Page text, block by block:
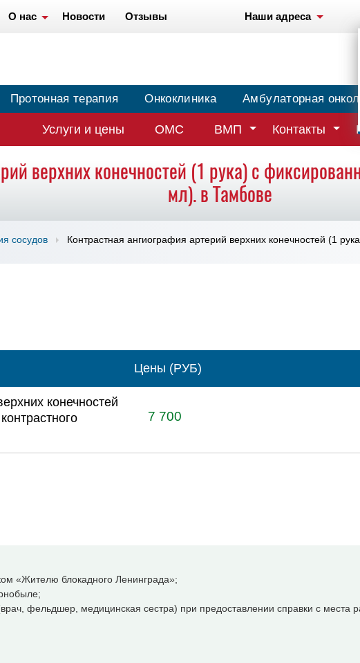
О нас Новости Отзывы Наши адреса
Протонная терапия Онкоклиника Амбулаторная
Услуги и цены ОМС ВМП Контакты
верхних конечностей (1 рука) с
мл). в Тамбове
сосудов
Контрастная ангиография артерий верхних конечностей (1
Цены (РУБ)
конечностей
7 700
«Жителю блокадного Ленинграда»;
фельдшер, медицинская сестра) при предоставлении справки с места